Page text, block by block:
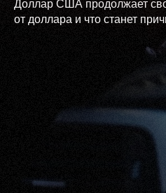
Доллар США продолжает
от доллара и что станет